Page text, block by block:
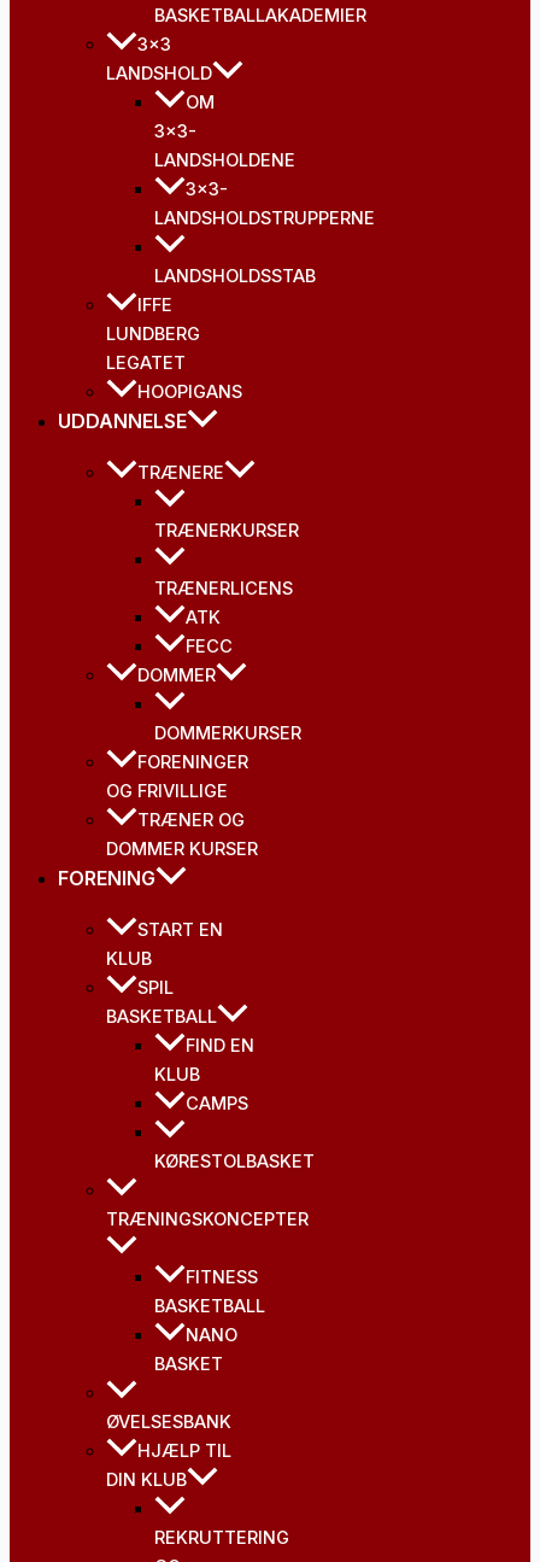
BASKETBALLAKADEMIER
3×3
LANDSHOLD
OM
3×3-
LANDSHOLDENE
3×3-
LANDSHOLDSTRUPPERNE
LANDSHOLDSSTAB
IFFE
LUNDBERG
LEGATET
HOOPIGANS
UDDANNELSE
TRÆNERE
TRÆNERKURSER
TRÆNERLICENS
ATK
FECC
DOMMER
DOMMERKURSER
FORENINGER
OG FRIVILLIGE
TRÆNER OG
DOMMER KURSER
FORENING
START EN
KLUB
SPIL
BASKETBALL
FIND EN
KLUB
CAMPS
KØRESTOLBASKET
TRÆNINGSKONCEPTER
FITNESS
BASKETBALL
NANO
BASKET
ØVELSESBANK
HJÆLP TIL
DIN KLUB
REKRUTTERING